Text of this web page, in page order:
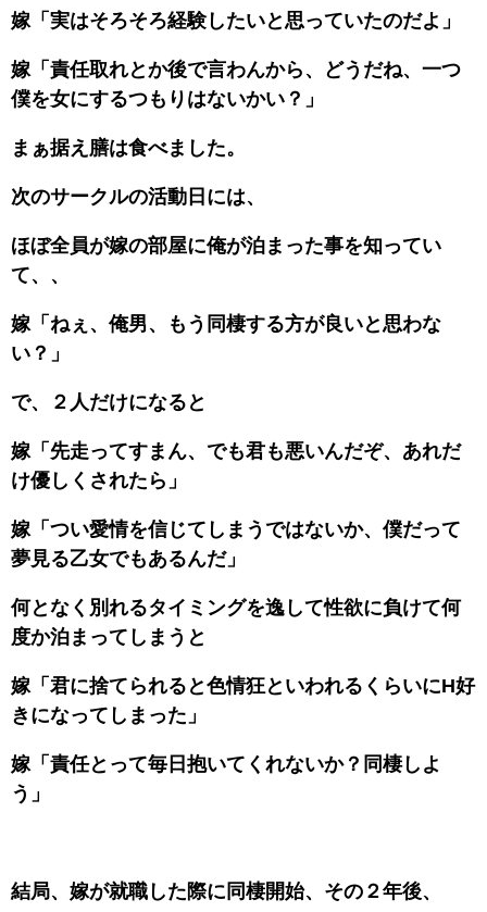
嫁「実はそろそろ経験したいと思っていたのだよ」
嫁「責任取れとか後で言わんから、どうだね、一つ
僕を女にするつもりはないかい？」
まぁ据え膳は食べました。
次のサークルの活動日には、
ほぼ全員が嫁の部屋に俺が泊まった事を知ってい
て、、
嫁「ねぇ、俺男、もう同棲する方が良いと思わな
い？」
で、２人だけになると
嫁「先走ってすまん、でも君も悪いんだぞ、あれだ
け優しくされたら」
嫁「つい愛情を信じてしまうではないか、僕だって
夢見る乙女でもあるんだ」
何となく別れるタイミングを逸して性欲に負けて何
度か泊まってしまうと
嫁「君に捨てられると色情狂といわれるくらいにH好
きになってしまった」
嫁「責任とって毎日抱いてくれないか？同棲しよ
う」
結局、嫁が就職した際に同棲開始、その２年後、